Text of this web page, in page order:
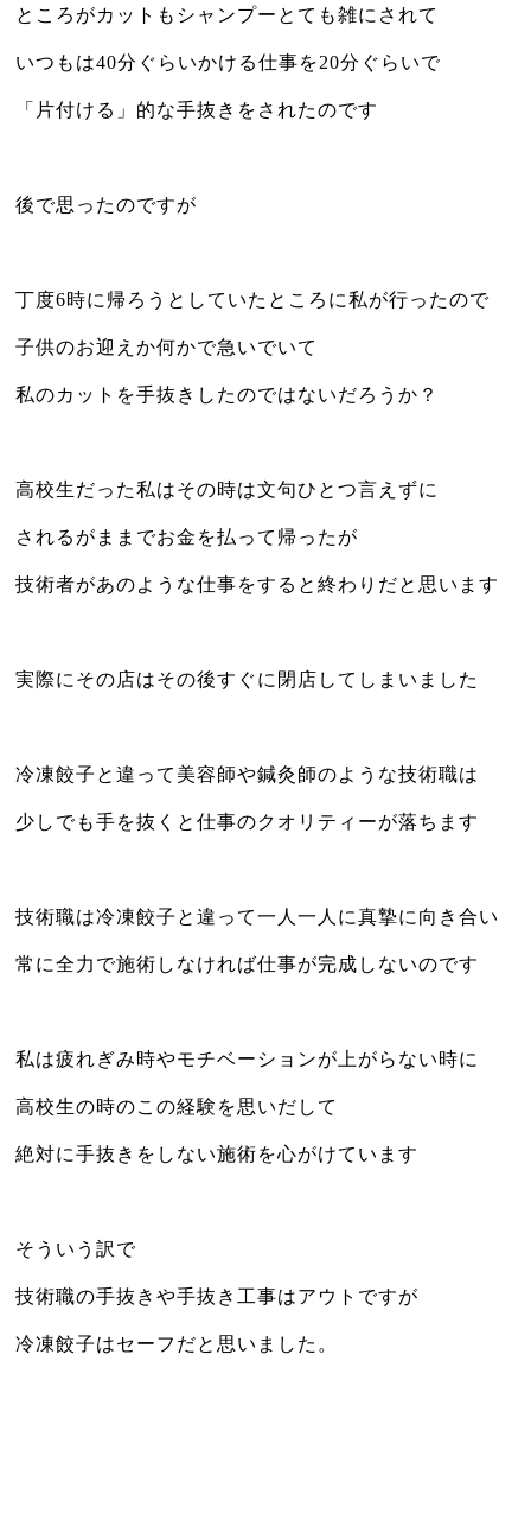
ところがカットもシャンプーとても雑にされて
いつもは40分ぐらいかける仕事を20分ぐらいで
「片付ける」的な手抜きをされたのです
後で思ったのですが
丁度6時に帰ろうとしていたところに私が行ったので
子供のお迎えか何かで急いでいて
私のカットを手抜きしたのではないだろうか？
高校生だった私はその時は文句ひとつ言えずに
されるがままでお金を払って帰ったが
技術者があのような仕事をすると終わりだと思います
実際にその店はその後すぐに閉店してしまいました
冷凍餃子と違って美容師や鍼灸師のような技術職は
少しでも手を抜くと仕事のクオリティーが落ちます
技術職は冷凍餃子と違って一人一人に真摯に向き合い
常に全力で施術しなければ仕事が完成しないのです
私は疲れぎみ時やモチベーションが上がらない時に
高校生の時のこの経験を思いだして
絶対に手抜きをしない施術を心がけています
そういう訳で
技術職の手抜きや手抜き工事はアウトですが
冷凍餃子はセーフだと思いました。